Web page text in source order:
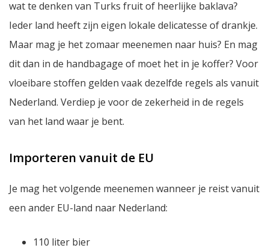
wat te denken van Turks fruit of heerlijke baklava?
Ieder land heeft zijn eigen lokale delicatesse of drankje.
Maar mag je het zomaar meenemen naar huis? En mag
dit dan in de handbagage of moet het in je koffer? Voor
vloeibare stoffen gelden vaak dezelfde regels als vanuit
Nederland. Verdiep je voor de zekerheid in de regels
van het land waar je bent.
Importeren vanuit de EU
Je mag het volgende meenemen wanneer je reist vanuit
een ander EU-land naar Nederland:
110 liter bier